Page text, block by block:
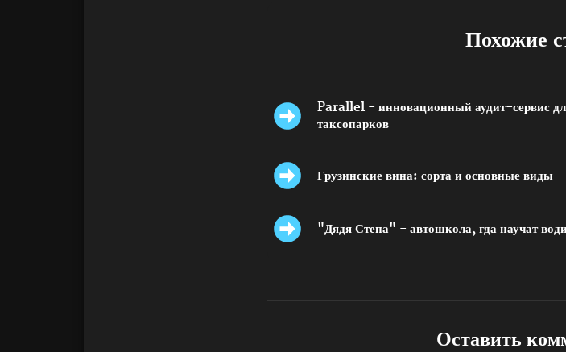
Похожие
Parallel - инновационный аудит-сервис
таксопарков
Грузинские вина: сорта и основные виды
"Дядя Степа" - автошкола, гда научат
Оставить